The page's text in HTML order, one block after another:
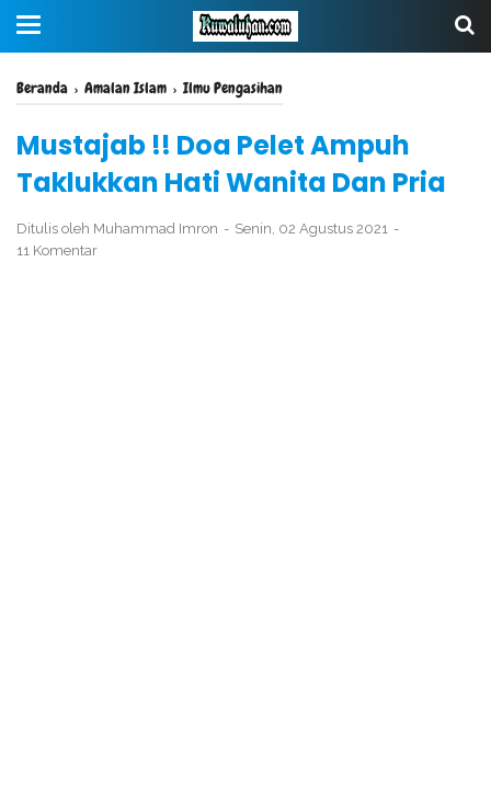
Beranda › Amalan Islam ›Ilmu Pengasihan
Mustajab !! Doa Pelet Ampuh
Taklukkan Hati Wanita Dan Pria
Ditulis oleh Muhammad Imron
Senin, 02 Agustus 2021
11 Komentar